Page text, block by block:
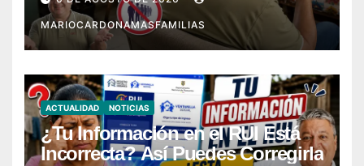
MARIOCARDONAMASFAMILIAS
ACTUALIDAD NOTICIAS
¿Tu Información en el RUI Está
Incorrecta? Así Puedes Corregirla